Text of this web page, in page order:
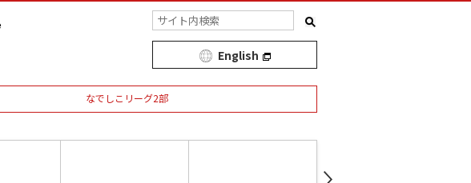
English
なでしこリーグ2部